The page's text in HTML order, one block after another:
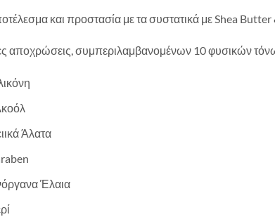
και προστασία με τα συστατικά με Shea
αποχρώσεις, συμπεριλαμβανομένων 10 φυσικών
Άλατα
Έλαια